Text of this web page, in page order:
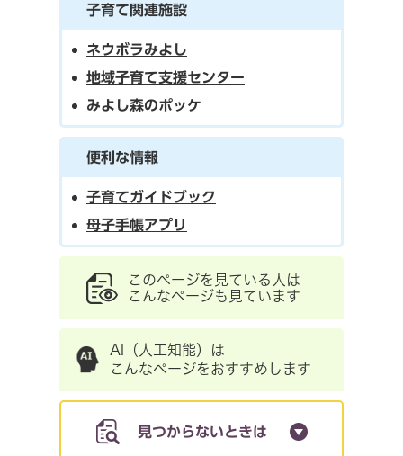
子育て関連施設
ネウボラみよし
地域子育て支援センター
みよし森のポッケ
便利な情報
子育てガイドブック
母子手帳アプリ
このページを見ている人は
こんなページも見ています
AI（人工知能）は
こんなページをおすすめします
見つからないときは